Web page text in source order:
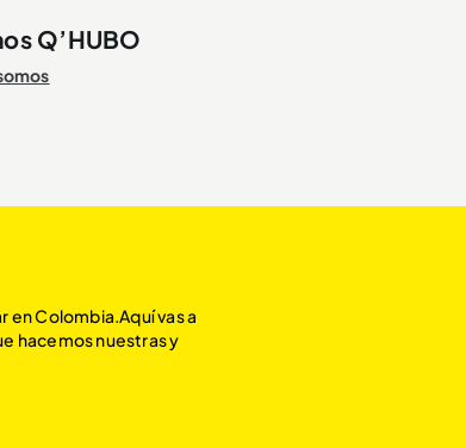
Q’HUBO
en Colombia.Aquí vas a
hacemos nuestras y